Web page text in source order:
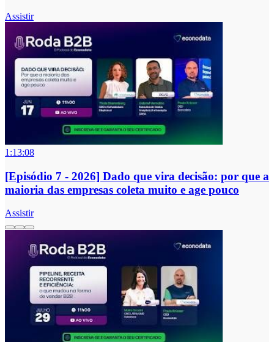
Assistir
1:13:08
[Episódio 7 - 2026] Dado que vira decisão: por que a
maioria das empresas coleta muito e age pouco
Assistir